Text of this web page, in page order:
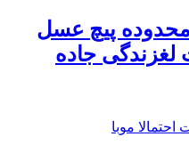
پیچ عسل
لغزندگی جاده